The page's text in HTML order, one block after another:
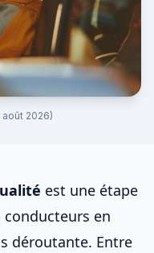
août 2026)
est une étape
en
déroutante. Entre